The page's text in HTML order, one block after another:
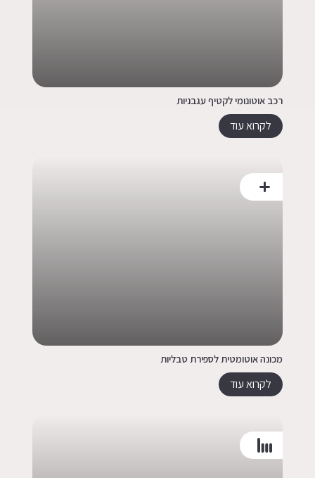
רכב אוטונומי לקטיף עגבניות
לקרוא עוד
מכונה אוטומטית לספירת טבליות
לקרוא עוד